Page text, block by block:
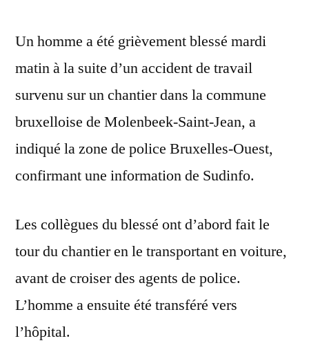
Un homme a été grièvement blessé mardi
matin à la suite d’un accident de travail
survenu sur un chantier dans la commune
bruxelloise de Molenbeek-Saint-Jean, a
indiqué la zone de police Bruxelles-Ouest,
confirmant une information de Sudinfo.
Les collègues du blessé ont d’abord fait le
tour du chantier en le transportant en voiture,
avant de croiser des agents de police.
L’homme a ensuite été transféré vers
l’hôpital.